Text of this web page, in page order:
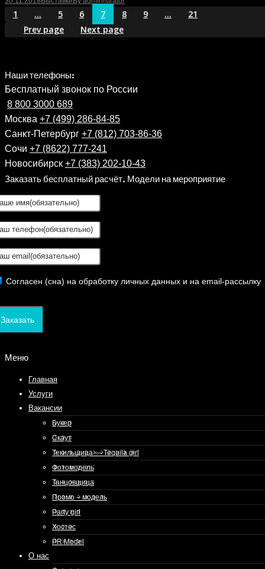
1 … 5 6 7 8 9 …
21
Prev page
Next page
Наши телефоны:
Бесплатный звонок по России
8 800 3000 689
Москва +7 (499) 286-84-85
Санкт-Петербург +7 (812) 703-86-36
Сочи +7 (8622) 777-241
Новосибирск +7 (383) 202-10-43
Заказать бесплатный расчёт. Модели на мероприятие
Согласен (сна) на обработку личных данных и на email-рассылку
Заказать
Меню
Главная
Услуги
Вакансии
Букер
Скаут
Текильщица — Tequila girl
Фотомодель
Танцовщица
Промо – модель
Party girl
Хостес
PR Model
О нас